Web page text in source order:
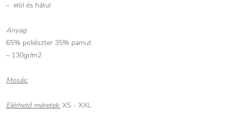
– elöl és hátul
Anyag:
65% poliészter 35% pamut
– 130gr/m2
Mosás:
Elérhető méretek: XS - XXL